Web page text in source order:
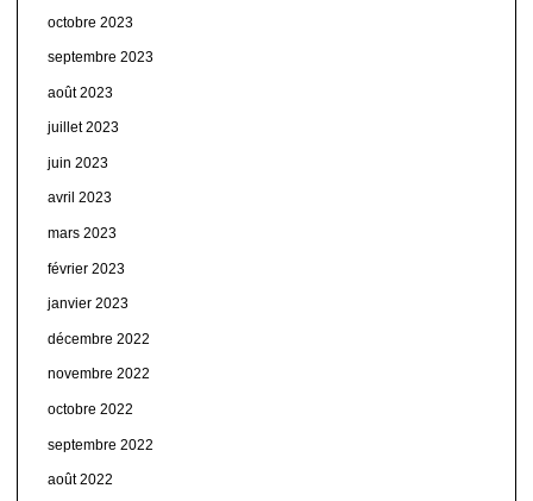
octobre 2023
septembre 2023
août 2023
juillet 2023
juin 2023
avril 2023
mars 2023
février 2023
janvier 2023
décembre 2022
novembre 2022
octobre 2022
septembre 2022
août 2022